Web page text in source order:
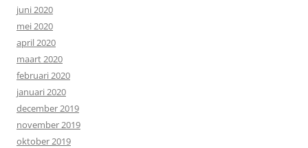
juni 2020
mei 2020
april 2020
maart 2020
februari 2020
januari 2020
december 2019
november 2019
oktober 2019